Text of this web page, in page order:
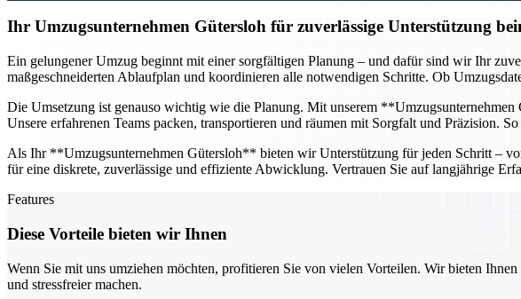
Ihr Umzugsunternehmen Gütersloh für zuverlässige Unterstützung
Ein gelungener Umzug beginnt mit einer sorgfältigen Planung – und dafür sind wir Ihr
maßgeschneiderten Ablaufplan und koordinieren alle notwendigen Schritte. Ob
Die Umsetzung ist genauso wichtig wie die Planung. Mit unserem
Unsere erfahrenen Teams packen, transportieren und räumen mit Sorgfalt und Präzision.
Als Ihr **Umzugsunternehmen Gütersloh** bieten wir Unterstützung für jeden Schritt –
für eine diskrete, zuverlässige und effiziente Abwicklung. Vertrauen Sie auf langjährige
Features
Diese Vorteile bieten wir Ihnen
Wenn Sie mit uns umziehen möchten, profitieren Sie von vielen Vorteilen. Wir bieten
und stressfreier machen.